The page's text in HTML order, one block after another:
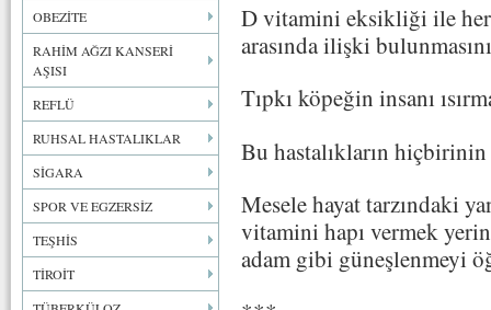
OBEZİTE
RAHİM AĞZI KANSERİ
AŞISI
REFLÜ
RUHSAL HASTALIKLAR
SİGARA
SPOR VE EGZERSİZ
TEŞHİS
TİROİT
D vitamini eksikliği ile
arasında ilişki
Tıpkı köpeğin insanı
Bu hastalıkların
Mesele hayat tarzındaki
vitamini hapı vermek
adam gibi güneşlenmeyi